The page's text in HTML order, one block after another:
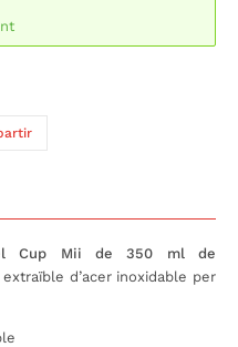
Cup Mii de 350 ml de
d’acer inoxidable per